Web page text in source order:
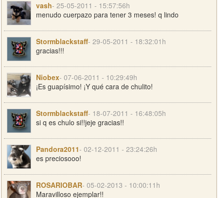
vash- 25-05-2011 - 15:57:56h
menudo cuerpazo para tener 3 meses! q lindo
Stormblackstaff- 29-05-2011 - 18:32:01h
gracias!!!
Niobex- 07-06-2011 - 10:29:49h
¡Es guapísimo! ¡Y qué cara de chulito!
Stormblackstaff- 18-07-2011 - 16:48:05h
si q es chulo si!!jeje gracias!!
Pandora2011- 02-12-2011 - 23:24:26h
es preciosooo!
ROSARIOBAR- 05-02-2013 - 10:00:11h
Maravilloso ejemplar!!